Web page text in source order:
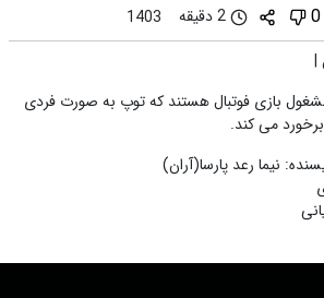
0 2 دقیقه
1403
|
بازی فوتبال هستند که توپ به صورت فردی
برخورد می کند.
: نیما رعد پارسا(آران)